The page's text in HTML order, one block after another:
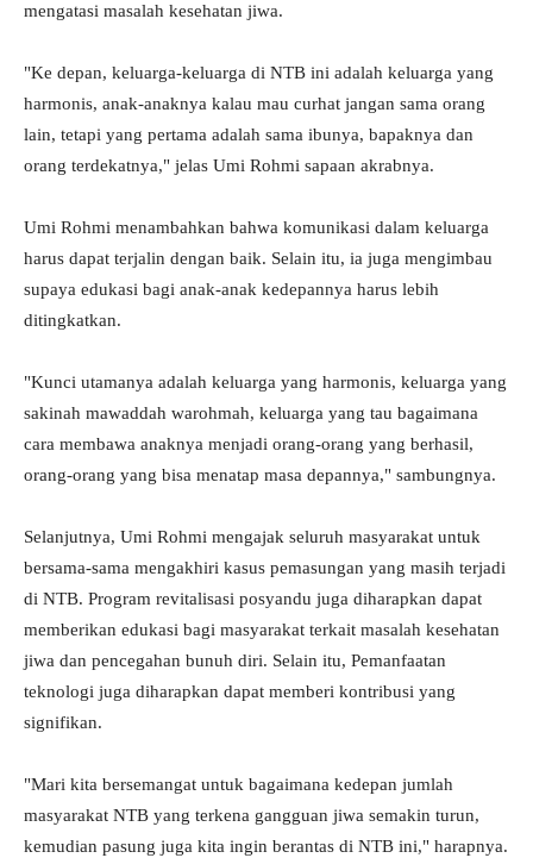
mengatasi masalah kesehatan jiwa.
"Ke depan, keluarga-keluarga di NTB ini adalah keluarga yang
harmonis, anak-anaknya kalau mau curhat jangan sama orang
lain, tetapi yang pertama adalah sama ibunya, bapaknya dan
orang terdekatnya," jelas Umi Rohmi sapaan akrabnya.
Umi Rohmi menambahkan bahwa komunikasi dalam keluarga
harus dapat terjalin dengan baik. Selain itu, ia juga mengimbau
supaya edukasi bagi anak-anak kedepannya harus lebih
ditingkatkan.
"Kunci utamanya adalah keluarga yang harmonis, keluarga yang
sakinah mawaddah warohmah, keluarga yang tau bagaimana
cara membawa anaknya menjadi orang-orang yang berhasil,
orang-orang yang bisa menatap masa depannya," sambungnya.
Selanjutnya, Umi Rohmi mengajak seluruh masyarakat untuk
bersama-sama mengakhiri kasus pemasungan yang masih terjadi
di NTB. Program revitalisasi posyandu juga diharapkan dapat
memberikan edukasi bagi masyarakat terkait masalah kesehatan
jiwa dan pencegahan bunuh diri. Selain itu, Pemanfaatan
teknologi juga diharapkan dapat memberi kontribusi yang
signifikan.
"Mari kita bersemangat untuk bagaimana kedepan jumlah
masyarakat NTB yang terkena gangguan jiwa semakin turun,
kemudian pasung juga kita ingin berantas di NTB ini," harapnya.